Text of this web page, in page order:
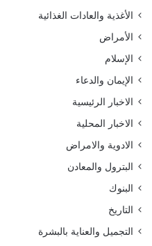
الأغذية والعادات الغذائية
الأمراض
الإسلام
الإيمان والدعاء
الاخبار الرئيسية
الاخبار المحلية
الادوية والامراض
البترول والمعادن
البنوك
التاريخ
التجميل والعناية بالبشرة